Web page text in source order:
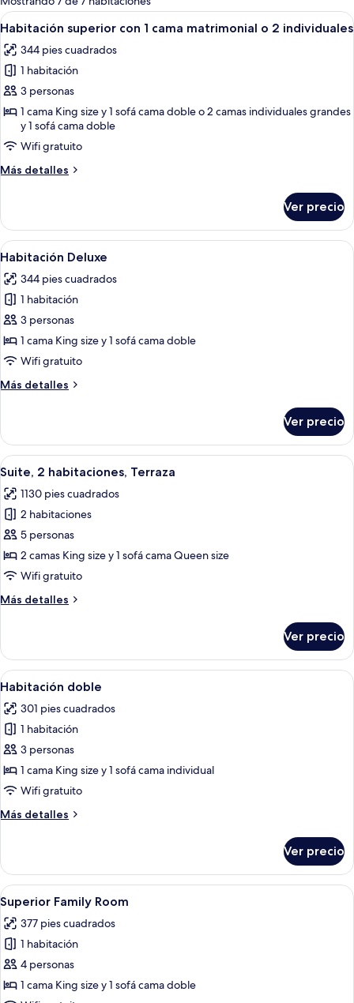
las
habitaciones
Abrir
todas
las
fotos
de
Habitación
superior
con
1
o
individuales
Minibar, caja de seguridad en la
8
Habitación superior con 1 cama matrimonial o 2 individuales
344 pies cuadrados
1 habitación
3 personas
1 cama King size y 1 sofá cama doble o 2 camas individuales grandes
y 1 sofá cama doble
Wifi gratuito
Más detalles
Más
superior
con
1
matrimonial
o
individuales
Ver precio
Abrir
todas
las
fotos
de
Habitación
Deluxe
Habitación de hotel con cama, un
7
Habitación Deluxe
344 pies cuadrados
1 habitación
3 personas
1 cama King size y 1 sofá cama doble
Wifi gratuito
Más detalles
Más
Deluxe
Ver precio
Abrir
todas
las
fotos
de
Suite,
2
Terraza
Una habitación de hotel con cama,
12
Suite, 2 habitaciones, Terraza
1130 pies cuadrados
2 habitaciones
5 personas
2 camas King size y 1 sofá cama Queen size
Wifi gratuito
Más detalles
Más
2
habitaciones,
Terraza
Ver precio
Abrir
todas
las
fotos
de
Habitación
doble
Un dormitorio con techo de madera,
4
Habitación doble
301 pies cuadrados
1 habitación
3 personas
1 cama King size y 1 sofá cama individual
Wifi gratuito
Más detalles
Más
doble
Ver precio
Abrir
todas
las
fotos
de
Superior
5
Superior Family Room
377 pies cuadrados
1 habitación
4 personas
1 cama King size y 1 sofá cama doble